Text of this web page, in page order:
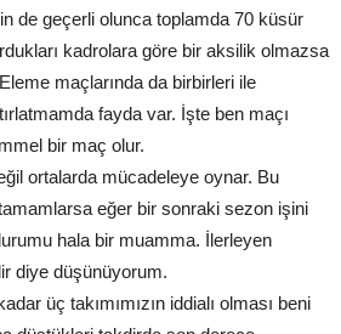
de geçerli olunca toplamda 70 küsür
kadrolara göre bir aksilik olmazsa
maçlarında da birbirleri ile
fayda var. İşte ben maçı
bir maç olur.
ortalarda mücadeleye oynar. Bu
eğer bir sonraki sezon işini
hala bir muamma. İlerleyen
diye düşünüyorum.
üç takımımızın iddialı olması beni